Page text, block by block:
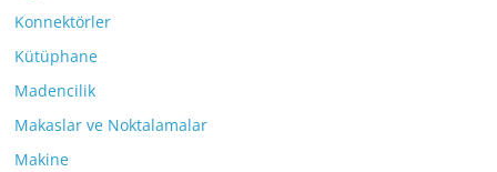
Konnektörler
Kütüphane
Madencilik
Makaslar ve Noktalamalar
Makine